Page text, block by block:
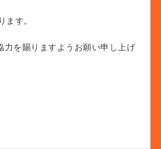
ます。
力を賜りますようお願い申し上げ